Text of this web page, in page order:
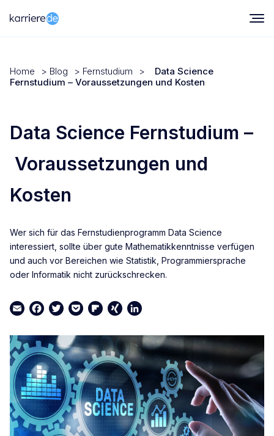
Home > Blog > Fernstudium >
Data Science
Fernstudium – Voraussetzungen und Kosten
Data Science Fernstudium –
Voraussetzungen und
Kosten
Wer sich für das Fernstudienprogramm Data Science
interessiert, sollte über gute Mathematikkenntnisse verfügen
und auch vor Bereichen wie Statistik, Programmiersprache
oder Informatik nicht zurückschrecken.
EmailFacebook
TwitterPocketFlipboard
XINGLinkedIn